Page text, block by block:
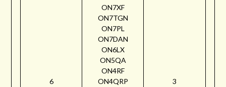
6
ON7XF
ON7TGN
ON7PL
ON7DAN
ON6LX
ON5QA
ON4RF
ON4QRP
3